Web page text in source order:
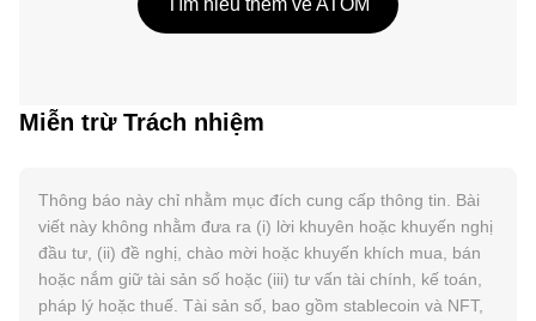
Tìm hiểu thêm về ATOM
Miễn trừ Trách nhiệm
Thông báo này chỉ nhằm mục đích cung cấp thông tin. Bài
viết này không nhằm đưa ra (i) lời khuyên hoặc khuyến nghị
đầu tư, (ii) đề nghị, chào mời hoặc khuyến khích mua, bán
hoặc nắm giữ tài sản số hoặc (iii) tư vấn tài chính, kế toán,
pháp lý hoặc thuế. Tài sản số, bao gồm stablecoin và NFT,